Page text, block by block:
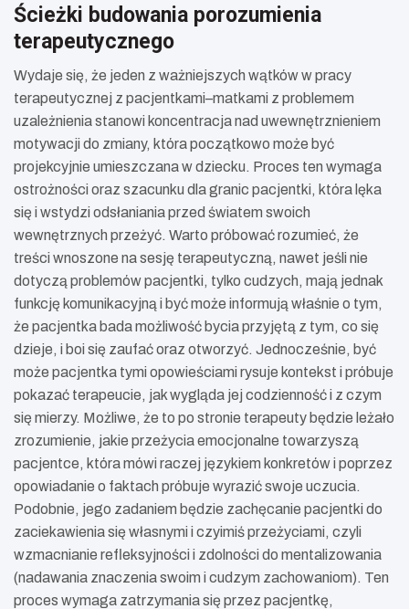
Ścieżki budowania porozumienia
terapeutycznego
Wydaje się, że jeden z ważniejszych wątków w pracy
terapeutycznej z pacjentkami–matkami z problemem
uzależnienia stanowi koncentracja nad uwewnętrznieniem
motywacji do zmiany, która początkowo może być
projekcyjnie umieszczana w dziecku. Proces ten wymaga
ostrożności oraz szacunku dla granic pacjentki, która lęka
się i wstydzi odsłaniania przed światem swoich
wewnętrznych przeżyć. Warto próbować rozumieć, że
treści wnoszone na sesję terapeutyczną, nawet jeśli nie
dotyczą problemów pacjentki, tylko cudzych, mają jednak
funkcję komunikacyjną i być może informują właśnie o tym,
że pacjentka bada możliwość bycia przyjętą z tym, co się
dzieje, i boi się zaufać oraz otworzyć. Jednocześnie, być
może pacjentka tymi opowieściami rysuje kontekst i próbuje
pokazać terapeucie, jak wygląda jej codzienność i z czym
się mierzy. Możliwe, że to po stronie terapeuty będzie leżało
zrozumienie, jakie przeżycia emocjonalne towarzyszą
pacjentce, która mówi raczej językiem konkretów i poprzez
opowiadanie o faktach próbuje wyrazić swoje uczucia.
Podobnie, jego zadaniem będzie zachęcanie pacjentki do
zaciekawienia się własnymi i czyimiś przeżyciami, czyli
wzmacnianie refleksyjności i zdolności do mentalizowania
(nadawania znaczenia swoim i cudzym zachowaniom). Ten
proces wymaga zatrzymania się przez pacjentkę,